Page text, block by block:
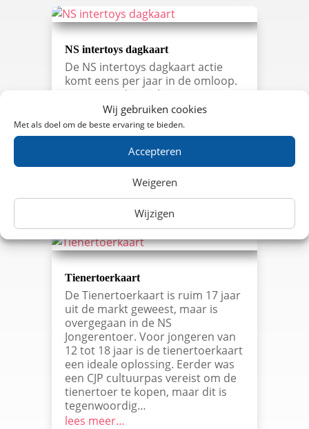
Wij gebruiken cookies
Met als doel om de beste ervaring te bieden.
Accepteren
Weigeren
Wijzigen
NS intertoys dagkaart
De NS intertoys dagkaart actie
komt eens per jaar in de omloop.
De actie is dan ook niet erg
bekend en trekt niet altijd
evenveel aandacht. De laatste NS
intertoys actie was va 27
september 2010 tot en met 7
november 2010. Deze NS intertoys
dagkaart is dus allang niet…
Tienertoerkaart
De Tienertoerkaart is ruim 17 jaar
uit de markt geweest, maar is
overgegaan in de NS
Jongerentoer. Voor jongeren van
12 tot 18 jaar is de tienertoerkaart
een ideale oplossing. Eerder was
een CJP cultuurpas vereist om de
tienertoer te kopen, maar dit is
tegenwoordig…
lees meer…